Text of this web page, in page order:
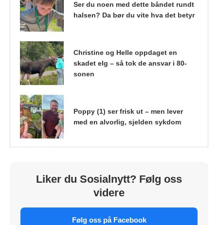
Ser du noen med dette båndet rundt
halsen? Da bør du vite hva det betyr
Christine og Helle oppdaget en
skadet elg – så tok de ansvar i 80-
sonen
Poppy (1) ser frisk ut – men lever
med en alvorlig, sjelden sykdom
Liker du Sosialnytt? Følg oss
videre
Følg oss på Facebook